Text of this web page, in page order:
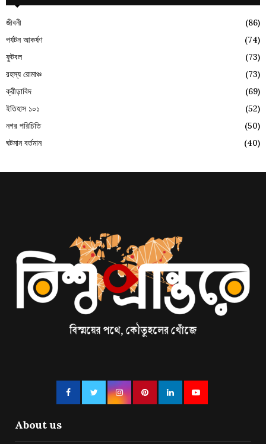
জীবনী
(86)
পর্যটন আকর্ষণ
(74)
ফুটবল
(73)
রহস্য রোমাঞ্চ
(73)
ক্রীড়াবিদ
(69)
ইতিহাস ১০১
(52)
নগর পরিচিতি
(50)
ঘটমান বর্তমান
(40)
About us